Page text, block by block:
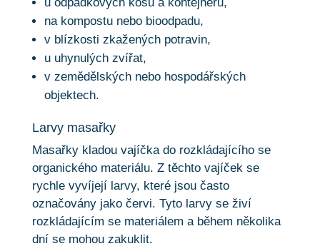
na kompostu nebo bioodpadu,
v blízkosti zkažených potravin,
u uhynulých zvířat,
v zemědělských nebo hospodářských
objektech.
Larvy masařky
Masařky kladou vajíčka do rozkládajícího se
organického materiálu. Z těchto vajíček se
rychle vyvíjejí larvy, které jsou často
označovány jako červi. Tyto larvy se živí
rozkládajícím se materiálem a během několika
dní se mohou zakuklit.